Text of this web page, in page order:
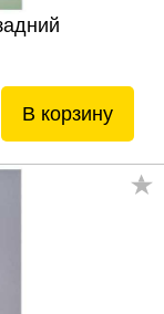
В корзину